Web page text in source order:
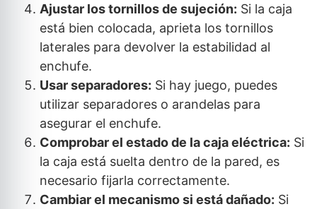
Ajustar los tornillos de sujeción: Si la caja
está bien colocada, aprieta los tornillos
laterales para devolver la estabilidad al
enchufe.
Usar separadores: Si hay juego, puedes
utilizar separadores o arandelas para
asegurar el enchufe.
Comprobar el estado de la caja eléctrica: Si
la caja está suelta dentro de la pared, es
necesario fijarla correctamente.
Cambiar el mecanismo si está dañado: Si